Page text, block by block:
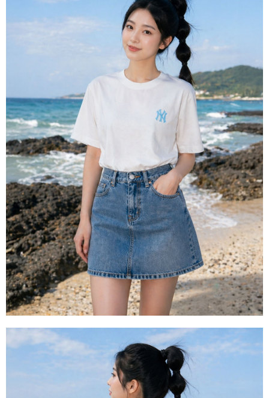
每筆NT$60，滿NT$499(含以上)免運費
每筆NT$80，滿NT$699(含以上)免運費